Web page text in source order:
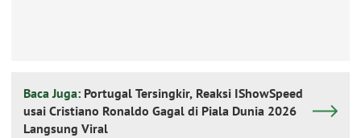
Baca Juga: Portugal Tersingkir, Reaksi IShowSpeed
usai Cristiano Ronaldo Gagal di Piala Dunia 2026
Langsung Viral